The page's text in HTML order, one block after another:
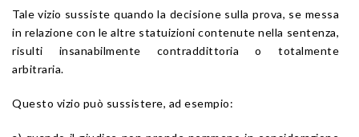
Tale vizio sussiste quando la decisione sulla prova, se messa
in relazione con le altre statuizioni contenute nella sentenza,
risulti insanabilmente contraddittoria o totalmente
arbitraria.
Questo vizio può sussistere, ad esempio: